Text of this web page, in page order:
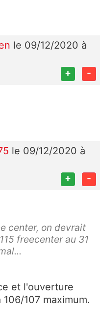
le 09/12/2020 à
+ -
le 09/12/2020 à
+ -
center, on devrait
freecenter au 31
et l'ouverture
107 maximum.